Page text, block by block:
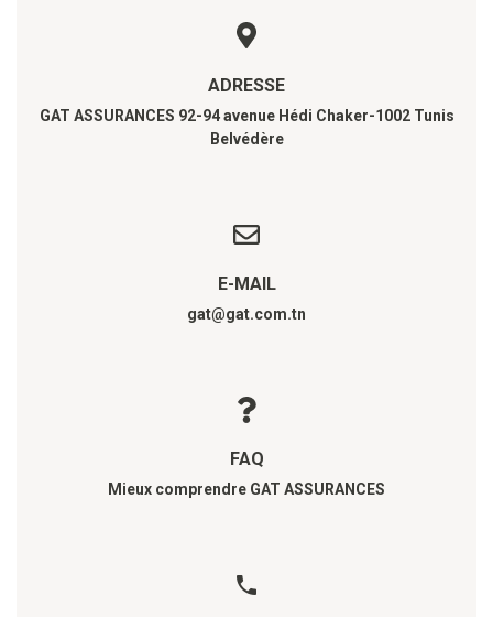
ADRESSE
GAT ASSURANCES 92-94 avenue Hédi Chaker-1002 Tunis
Belvédère
E-MAIL
gat@gat.com.tn
FAQ
Mieux comprendre GAT ASSURANCES